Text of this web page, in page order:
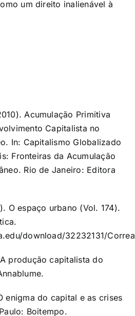
um direito inalienável à
Acumulação Primitiva
Capitalista no
In: Capitalismo Globalizado
Fronteiras da Acumulação
Rio de Janeiro: Editora
O espaço urbano (Vol. 174).
download/32232131/
produção capitalista do
enigma do capital e as crises
Boitempo.